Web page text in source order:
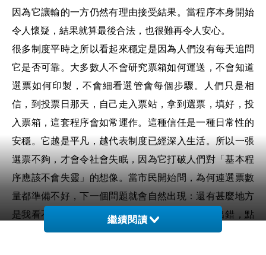
因為它讓輸的一方仍然有理由接受結果。當程序本身開始
令人懷疑，結果就算最後合法，也很難再令人安心。
很多制度平時之所以看起來穩定是因為人們沒有每天追問
它是否可靠。大多數人不會研究票箱如何運送，不會知道
選票如何印製，不會細看選管會每個步驟。人們只是相
信，到投票日那天，自己走入票站，拿到選票，填好，投
入票箱，這套程序會如常運作。這種信任是一種日常性的
安穩。它越是平凡，越代表制度已經深入生活。所以一張
選票不夠，才會令社會失眠，因為它打破人們對「基本程
序應該不會失靈」的想像。當市民開始問，為何連選票數
量都準備不好，下一個問題就會自然出現：還有甚麼地方
是我看不見、但同樣可能出錯的？如果票站可以出錯，點
票會不會出錯？如果選票可以不足，票箱會不會有問題？
繼續閱讀